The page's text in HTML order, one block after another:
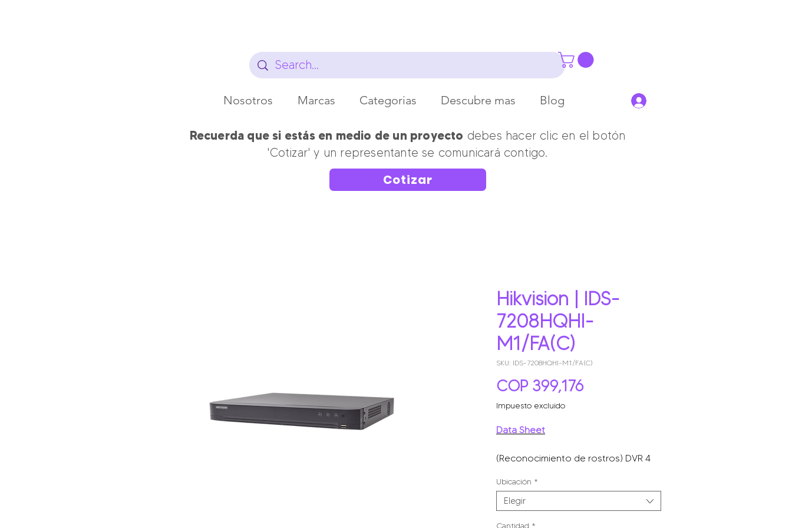
Nosotros Marcas Categorias Descubre mas Blog
Recuerda que si estás en medio de un proyecto debes hacer clic en el botón
'Cotizar' y un representante se comunicará contigo.
Cotizar
Hikvision | IDS-
7208HQHI-
M1/FA(C)
SKU: IDS-7208HQHI-M1/FA(C)
COP 399,176Precio
Impuesto excluido
Data Sheet
(Reconocimiento de rostros) DVR 4
4 canales IP / 1 bahía de disco duro /
1 canal de audio / audio por
Ubicación *
Elegir